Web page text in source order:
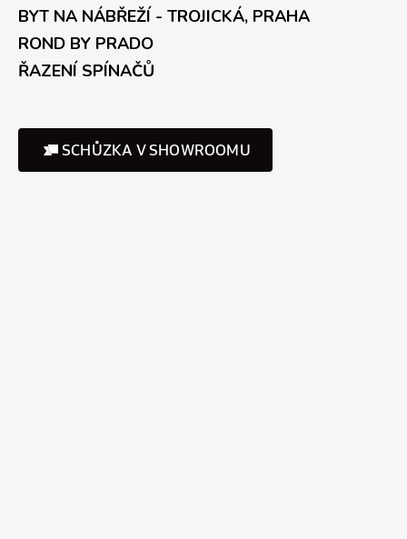
BYT NA NÁBŘEŽÍ - TROJICKÁ, PRAHA
ROND BY PRADO
ŘAZENÍ SPÍNAČŮ
SCHŮZKA V SHOWROOMU